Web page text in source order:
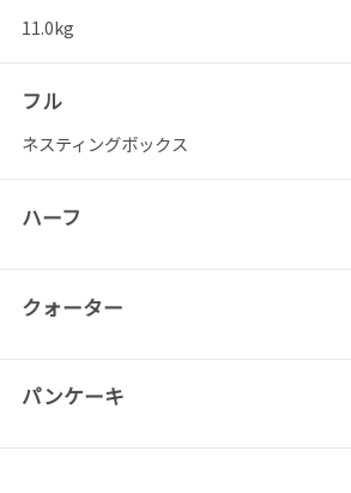
11.0kg
フル
ネスティングボックス
ハーフ
クォーター
パンケーキ